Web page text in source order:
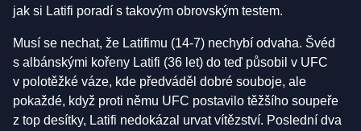
jak si Latifi poradí s takovým obrovským testem.
Musí se nechat, že Latifimu (14-7) nechybí odvaha. Švéd
s albánskými kořeny Latifi (36 let) do teď působil v UFC
v polotěžké váze, kde předváděl dobré souboje, ale
pokaždé, když proti němu UFC postavilo těžšího soupeře
z top desítky, Latifi nedokázal urvat vítězství. Poslední dva